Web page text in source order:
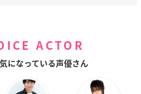
ACTOR
になっている声優さん